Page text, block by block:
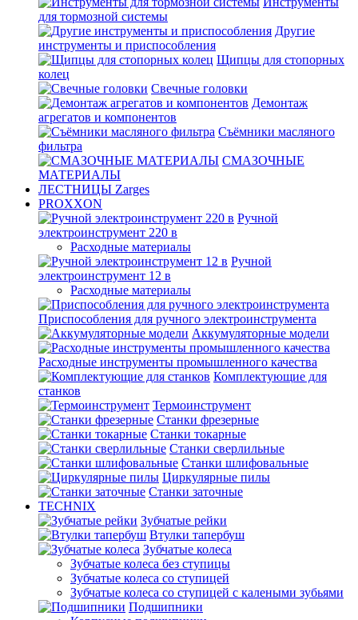
для тормозной системы
Другие
инструменты и приспособления
Щипцы для стопорных
колец
Свечные головки
Демонтаж
агрегатов и компонентов
Съёмники масляного
фильтра
СМАЗОЧНЫЕ
МАТЕРИАЛЫ
ЛЕСТНИЦЫ Zarges
PROXXON
Ручной
электроинструмент 220 в
Расходные материалы
Ручной
электроинструмент 12 в
Расходные материалы
Приспособления для ручного электроинструмента
Аккумуляторные модели
Расходные инструменты промышленного качества
Комплектующие для
станков
Термоинструмент
Станки фрезерные
Станки токарные
Станки сверлильные
Станки шлифовальные
Циркулярные пилы
Станки заточные
TECHNIX
Зубчатые рейки
Втулки тапербуш
Зубчатые колеса
Зубчатые колеса без ступицы
Зубчатые колеса со ступицей
Зубчатые колеса со ступицей с калеными зубьями
Подшипники